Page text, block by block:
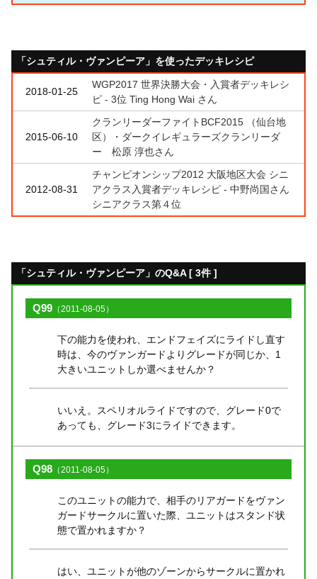
「シュティル・ヴァンピーア」を使ったデッキレシピ
2018-01-25
WGP2017 世界決勝大会・入賞者デッキレシ
ピ - 3位 Ting Hong Wai さん
2015-06-10
クランリーダーファイトBCF2015 （仙台地
区）・ダークイレギュラーズクランリーダ
ー 松原 淳也さん
2012-08-31
チャンピオンシップ2012 大阪地区大会 シニ
アクラス入賞者デッキレシピ - 中野尚国さん
シニアクラス第４位
「シュティル・ヴァンピーア」のQ&A [ 3件 ]
Q99 （2011-08-05）
下の能力を使われ、エンドフェイズにライドし直す
時は、今のヴァンガードよりグレードが同じか、1
大きいユニットしか選べませんか？
いいえ。スペリオルライドですので、グレード0で
あっても、グレード3にライドできます。
Q98 （2011-08-05）
このユニットの能力で、相手のリアガードをヴァン
ガードサークルに置いた際、ユニットはスタンド状
態で置かれますか？
はい、ユニットが他のゾーンからサークルに置かれ